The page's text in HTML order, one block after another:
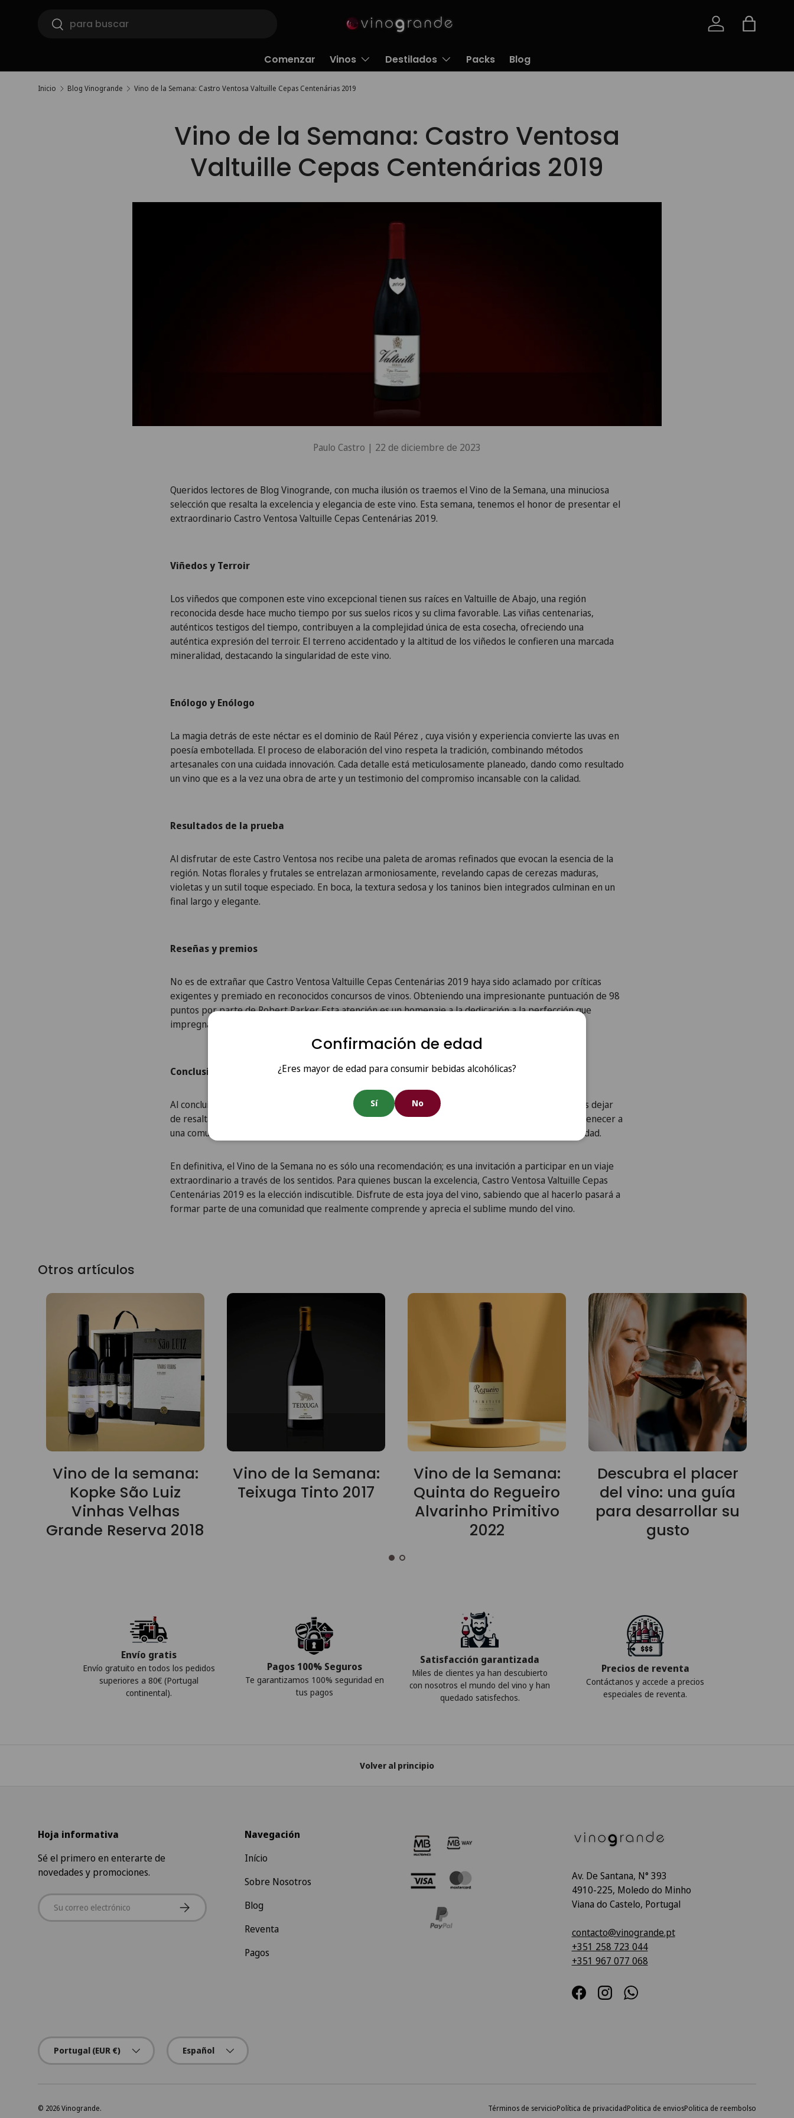
Ir al contenido
Buscar
Buscar Iniciar sesión
Bolsa
Comenzar Vinos Destilados Packs Blog
Inicio Blog Vinogrande Vino de la Semana: Castro Ventosa Valtuille Cepas Centenárias 2019
Vino de la Semana: Castro Ventosa
Valtuille Cepas Centenárias 2019
Paulo Castro | 22 de diciembre de 2023
Queridos lectores de Blog Vinogrande, con mucha ilusión os traemos el Vino de la Semana, una minuciosa
selección que resalta la excelencia y elegancia de este vino. Esta semana, tenemos el honor de presentar el
extraordinario Castro Ventosa Valtuille Cepas Centenárias 2019.
Viñedos y Terroir
Los viñedos que componen este vino excepcional tienen sus raíces en Valtuille de Abajo, una región
reconocida desde hace mucho tiempo por sus suelos ricos y su clima favorable. Las viñas centenarias,
auténticos testigos del tiempo, contribuyen a la complejidad única de esta cosecha, ofreciendo una
auténtica expresión del terroir. El terreno accidentado y la altitud de los viñedos le confieren una marcada
mineralidad, destacando la singularidad de este vino.
Enólogo y Enólogo
La magia detrás de este néctar es el dominio de Raúl Pérez , cuya visión y experiencia convierte las uvas en
poesía embotellada. El proceso de elaboración del vino respeta la tradición, combinando métodos
artesanales con una cuidada innovación. Cada detalle está meticulosamente planeado, dando como resultado
un vino que es a la vez una obra de arte y un testimonio del compromiso incansable con la calidad.
Resultados de la prueba
Al disfrutar de este Castro Ventosa nos recibe una paleta de aromas refinados que evocan la esencia de la
región. Notas florales y frutales se entrelazan armoniosamente, revelando capas de cerezas maduras,
violetas y un sutil toque especiado. En boca, la textura sedosa y los taninos bien integrados culminan en un
final largo y elegante.
Reseñas y premios
No es de extrañar que Castro Ventosa Valtuille Cepas Centenárias 2019 haya sido aclamado por críticas
exigentes y premiado en reconocidos concursos de vinos. Obteniendo una impresionante puntuación de 98
puntos por parte de Robert Parker. Esta atención es un homenaje a la dedicación a la perfección que
impregna cada fase de su producción.
Conclusión
Al concluir nuestro viaje sensorial con Castro Ventosa Valtuille Cepas Centenárias 2019, no podemos dejar
de resaltar la exclusividad que confiere esta botella. Esto no es sólo un vino; es una invitación a pertenecer a
una comunidad de entusiastas que comparten el aprecio por la sofisticación, la calidad y la autenticidad.
En definitiva, el Vino de la Semana no es sólo una recomendación; es una invitación a participar en un viaje
extraordinario a través de los sentidos. Para quienes buscan la excelencia, Castro Ventosa Valtuille Cepas
Centenárias 2019 es la elección indiscutible. Disfrute de esta joya del vino, sabiendo que al hacerlo pasará a
formar parte de una comunidad que realmente comprende y aprecia el sublime mundo del vino.
Otros artículos
Vino de la semana:
Kopke São Luiz
Vinhas Velhas
Grande Reserva 2018
Vino de la Semana:
Teixuga Tinto 2017
Vino de la Semana:
Quinta do Regueiro
Alvarinho Primitivo
2022
Descubra el placer
del vino: una guía
para desarrollar su
gusto
Confirmación de edad
¿Eres mayor de edad para consumir bebidas alcohólicas?
Sí No
Envío gratis
Envío gratuito en todos los pedidos
superiores a 80€ (Portugal
continental).
Pagos 100% Seguros
Te garantizamos 100% seguridad en
tus pagos
Satisfacción garantizada
Miles de clientes ya han descubierto
con nosotros el mundo del vino y han
quedado satisfechos.
Precios de reventa
Contáctanos y accede a precios
especiales de reventa.
Volver al principio
Hoja informativa
Sé el primero en enterarte de
novedades y promociones.
Correo electrónico Suscribirse
Navegación
Início
Sobre Nosotros
Blog
Reventa
Pagos
Av. De Santana, N° 393
4910-225, Moledo do Minho
Viana do Castelo, Portugal
contacto@vinogrande.pt
+351 258 723 044
+351 967 077 068
FacebookInstagramWhatsApp
País/Región
Portugal (EUR €)
Idioma
Español
© 2026Vinogrande. Términos de servicioPolítica de privacidadPolitica de enviosPolitica de reembolso